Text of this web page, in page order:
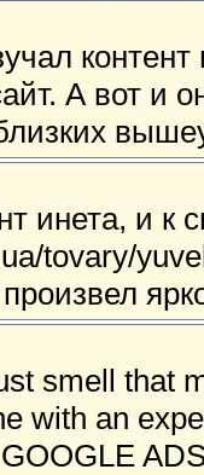
контент
А вот и
инета, и к
tovary/
smell that
with an